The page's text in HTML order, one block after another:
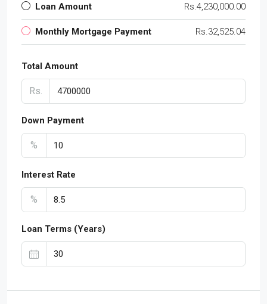
Loan Amount Rs.4,230,000.00
Monthly Mortgage Payment Rs.32,525.04
Total Amount
Rs.
Down Payment
%
Interest Rate
%
Loan Terms (Years)